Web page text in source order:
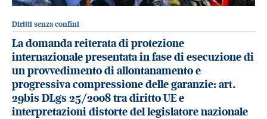
Diritti senza confini
La domanda reiterata di protezione
internazionale presentata in fase di esecuzione di
un provvedimento di allontanamento e
progressiva compressione delle garanzie: art.
29bis DLgs 25/2008 tra diritto UE e
interpretazioni distorte del legislatore nazionale